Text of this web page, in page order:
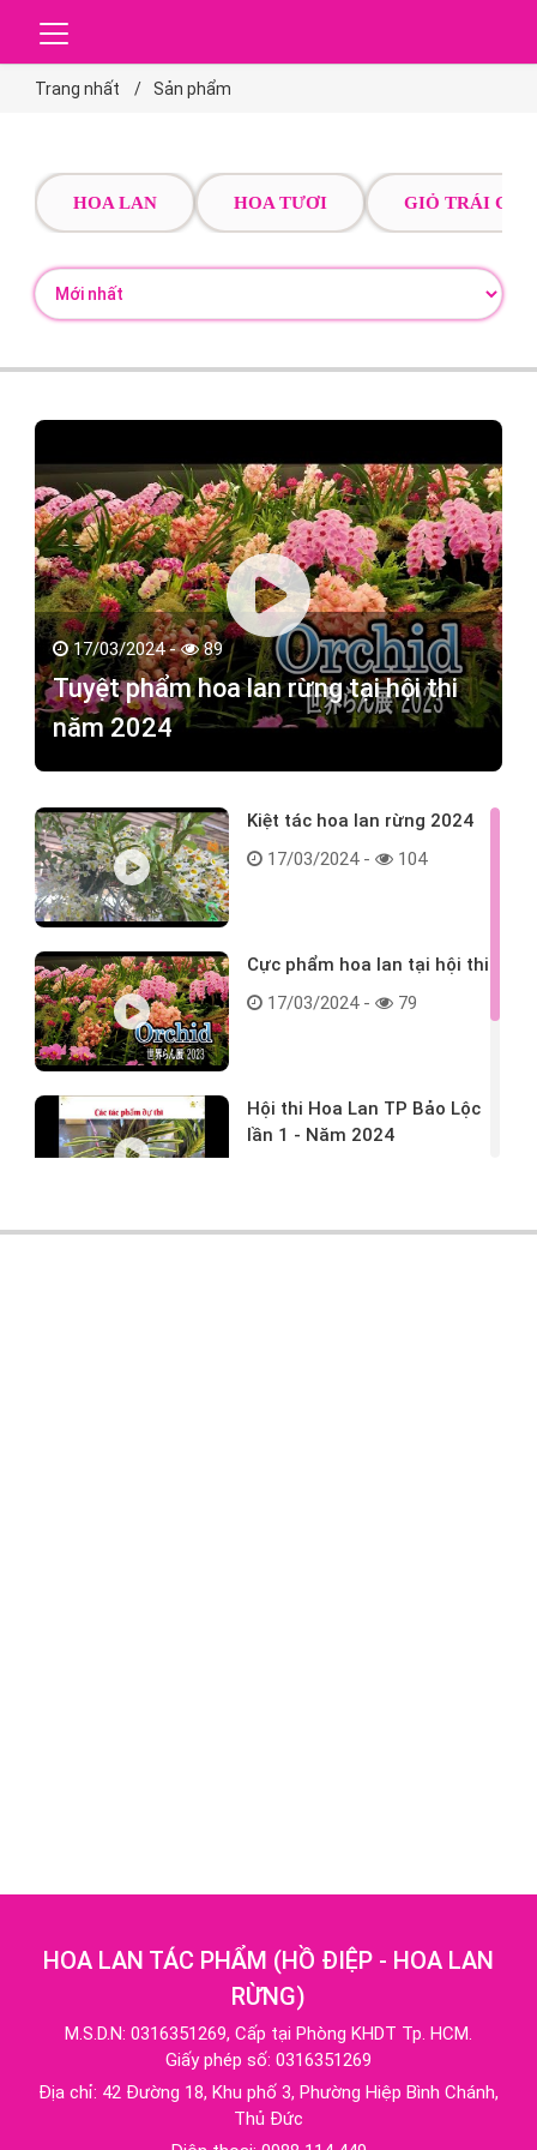
Trang nhất Sản phẩm
HOA LAN HOA TƯƠI GIỎ TRÁI CÂY
17/03/2024 - 89
Tuyệt phẩm hoa lan rừng tại hội thi
năm 2024
Kiệt tác hoa lan rừng 2024
17/03/2024 -
104
Cực phẩm hoa lan tại hội thi
17/03/2024 -
79
Hội thi Hoa Lan TP Bảo Lộc
lần 1 - Năm 2024
HOA LAN TÁC PHẨM (HỒ ĐIỆP - HOA LAN
RỪNG)
M.S.D.N: 0316351269, Cấp tại Phòng KHDT Tp. HCM.
Giấy phép số: 0316351269
Địa chỉ: 42 Đường 18, Khu phố 3, Phường Hiệp Bình Chánh,
Thủ Đức